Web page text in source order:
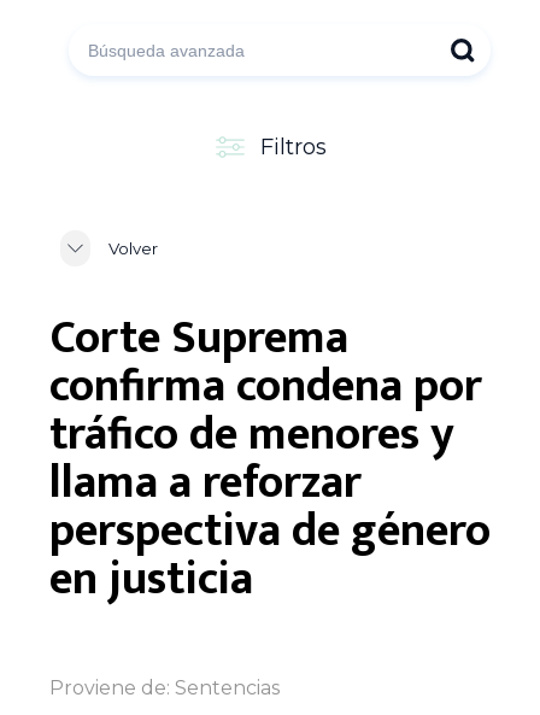
Filtros
Volver
Corte Suprema
confirma condena por
tráfico de menores y
llama a reforzar
perspectiva de género
en justicia
Proviene de: Sentencias